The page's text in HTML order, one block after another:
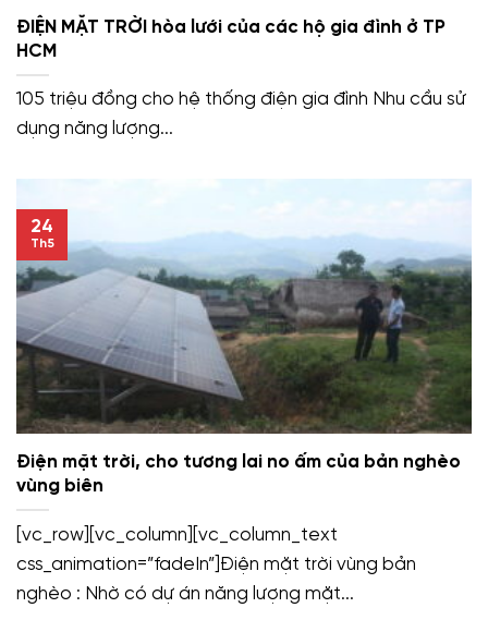
ĐIỆN MẶT TRỜI hòa lưới của các hộ gia đình ở TP
HCM
105 triệu đồng cho hệ thống điện gia đình Nhu cầu sử
dụng năng lượng...
Điện mặt trời, cho tương lai no ấm của bản nghèo
vùng biên
[vc_row][vc_column][vc_column_text
css_animation=”fadeIn”]Điện mặt trời vùng bản
nghèo : Nhờ có dự án năng lượng mặt...
24
Th5